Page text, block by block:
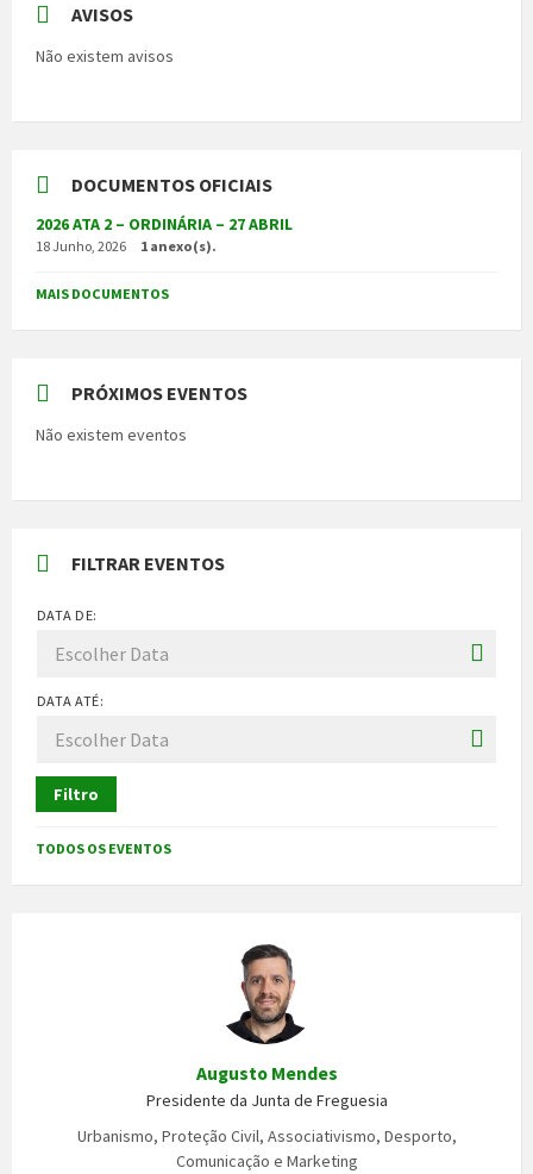
AVISOS
Não existem avisos
DOCUMENTOS OFICIAIS
2026 ATA 2 – ORDINÁRIA – 27 ABRIL
18 Junho, 2026 1 anexo(s).
MAIS DOCUMENTOS
PRÓXIMOS EVENTOS
Não existem eventos
FILTRAR EVENTOS
DATA DE:
DATA ATÉ:
Filtro
TODOS OS EVENTOS
Augusto Mendes
Presidente da Junta de Freguesia
Urbanismo, Proteção Civil, Associativismo, Desporto,
Comunicação e Marketing